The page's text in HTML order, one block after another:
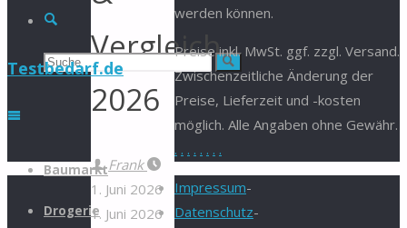
Suche
Suchen Suche
Testbedarf.de
Zum
springen
Baumarkt
Drogerie
Vergleich
2026
Frank
1. Juni 2026
1. Juni 2026
werden können.
Preise inkl. MwSt. ggf. zzgl. Versand.
Zwischenzeitliche Änderung der
Preise, Lieferzeit und -kosten
möglich. Alle Angaben ohne Gewähr.
. . . . . . . .
Impressum-
Datenschutz-